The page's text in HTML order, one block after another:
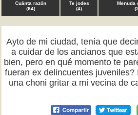
Cuánta razón
(64)
Te jodes
(4)
Menuda
(2
Ayto de mi ciudad, tenía que
a cuidar de los ancianos que
bien, pero en qué momento te
fueran ex delincuentes
una choni gritar a mi vecina de